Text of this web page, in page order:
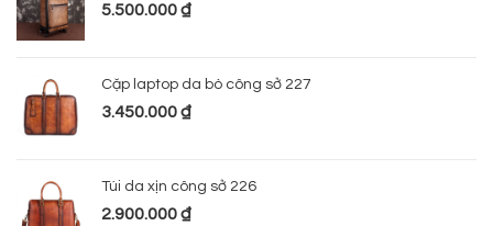
5.500.000₫
Cặp laptop da bò công sở 227
3.450.000₫
Túi da xịn công sở 226
2.900.000₫